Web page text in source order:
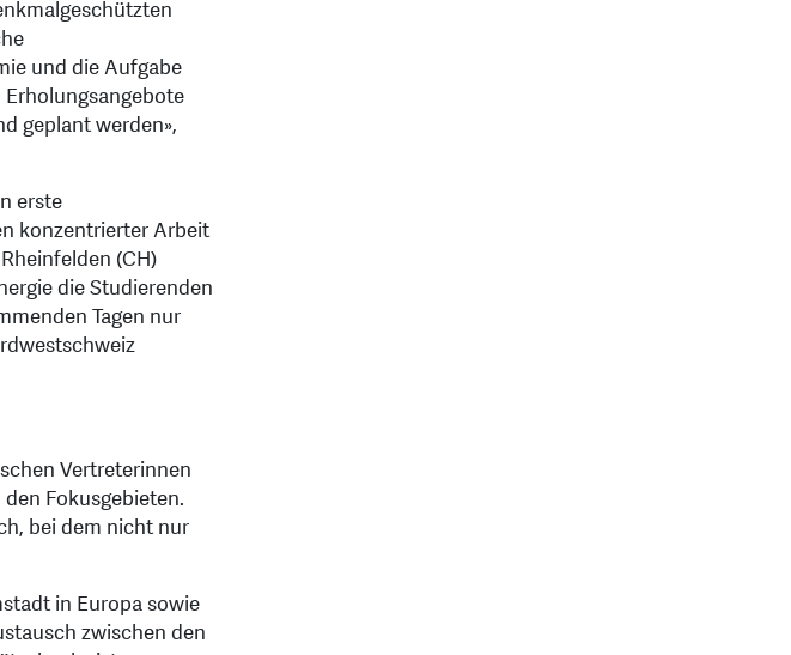
und die Aufgabe
geplant werden»,
erste
konzentrierter Arbeit
(CH)
die Studierenden
Tagen nur
Vertreterinnen
Fokusgebieten.
bei dem nicht nur
in Europa sowie
zwischen den